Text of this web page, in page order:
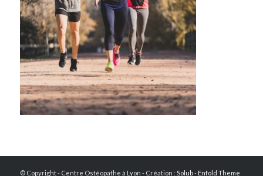
© Copyright - Centre Ostéopathe à Lyon - Création : Solub- Enfold Theme